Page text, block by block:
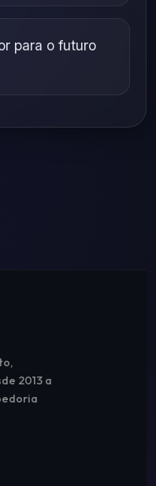
para o futuro
2013 a